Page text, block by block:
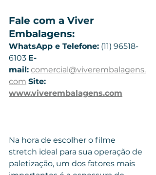
Fale com a Viver
Embalagens:
WhatsApp e Telefone: (11) 96518-
6103 E-
mail: comercial@viverembalagens.
com Site:
www.viverembalagens.com
Na hora de escolher o filme
stretch ideal para sua operação de
paletização, um dos fatores mais